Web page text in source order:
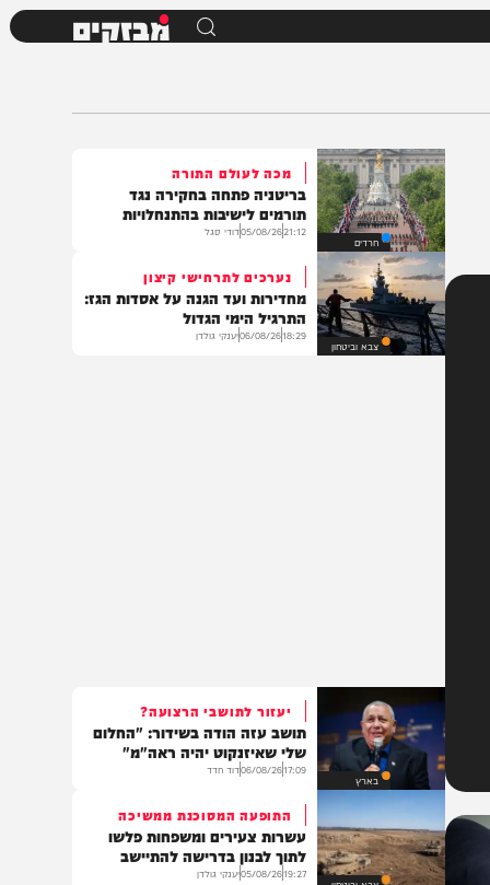
מבזקים
חרדים
מכה לעולם התורה
בריטניה פתחה בחקירה נגד
תורמים לישיבות בהתנחלויות
05/08/26 דודי סגל
נערכים לתרחישי קיצון
מחדירות ועד הגנה על אסדות הגז:
התרגיל הימי הגדול
18:29
בארץ
יעזור לתושבי הרצועה?
תושב עזה הודה בשידור: "החלום
שלי שאיזנקוט יהיה ראה"מ"
17:09
06/08/26דוד חדד
התופעה המסוכנת ממשיכה